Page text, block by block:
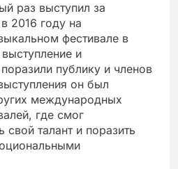
раз выступил за
2016 году на
фестивале в
и
публику и членов
он был
международных
где смог
свой талант и поразить